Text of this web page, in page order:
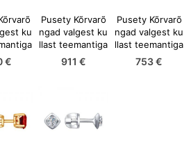
ku
€
Pusety Kõrvarõ
ngad valgest ku
llast teemantiga
911 €
Pusety Kõrvarõ
ngad valgest ku
llast teemantiga
753 €